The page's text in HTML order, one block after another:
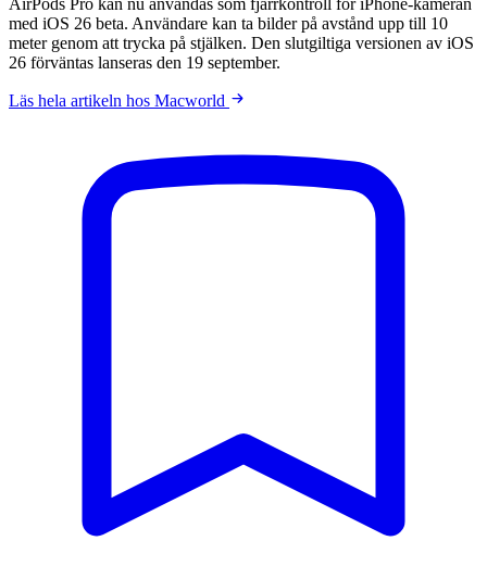
med iOS 26 beta. Användare kan ta bilder på avstånd upp till 10
meter genom att trycka på stjälken. Den slutgiltiga versionen av iOS
26 förväntas lanseras den 19 september.
Läs hela artikeln hos Macworld